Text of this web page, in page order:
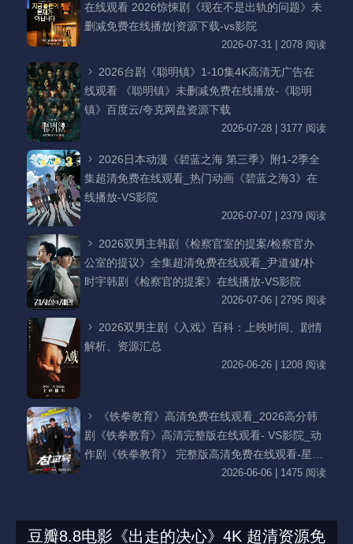
在线观看 2026惊悚剧《现在不是出轨的问题》未
删减免费在线播放|资源下载-vs影院
2026-07-31 | 2078 阅读
2026台剧《聪明镇》1-10集4K高清无广告在
线观看 《聪明镇》未删减免费在线播放-《聪明
镇》百度云/夸克网盘资源下载
2026-07-28 | 3177 阅读
2026日本动漫《碧蓝之海 第三季》附1-2季全
集超清免费在线观看_热门动画《碧蓝之海3》在
线播放-VS影院
2026-07-07 | 2379 阅读
2026双男主韩剧《检察官室的提案/检察官办
公室的提议》全集超清免费在线观看_尹道健/朴
时宇韩剧《检察官的提案》在线播放-VS影院
2026-07-06 | 2795 阅读
2026双男主剧《入戏》百科：上映时间、剧情
解析、资源汇总
2026-06-26 | 1208 阅读
《铁拳教育》高清免费在线观看_2026高分韩
剧《铁拳教育》高清完整版在线观看- VS影院_动
作剧《铁拳教育》 完整版高清免费在线观看-星空
影院李星民主演《铁拳教育》无广告_VS影视
2026-06-06 | 1475 阅读
豆瓣8.8电影《出走的决心》4K 超清资源免